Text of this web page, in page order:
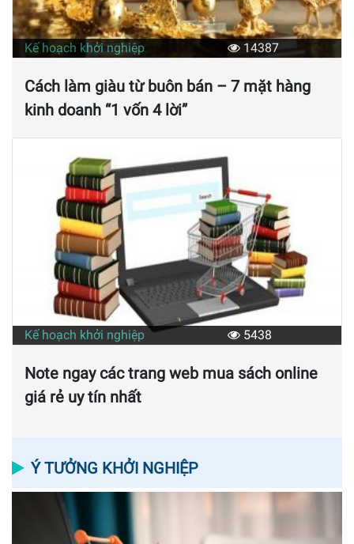
Kế hoạch khởi nghiệp 14387
Cách làm giàu từ buôn bán – 7 mặt hàng
kinh doanh “1 vốn 4 lời”
Kế hoạch khởi nghiệp 5438
Note ngay các trang web mua sách online
giá rẻ uy tín nhất
Ý TƯỞNG KHỞI NGHIỆP